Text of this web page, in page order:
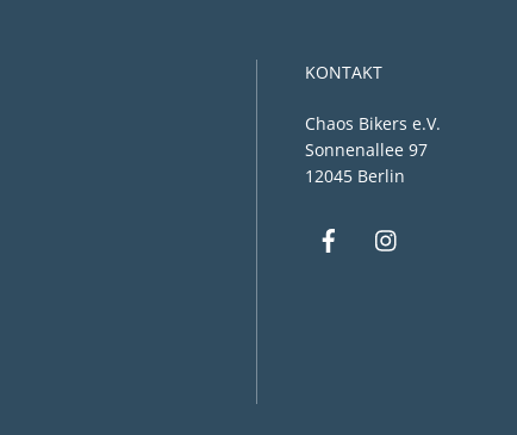
KONTAKT
Chaos Bikers e.V.
Sonnenallee 97
12045 Berlin